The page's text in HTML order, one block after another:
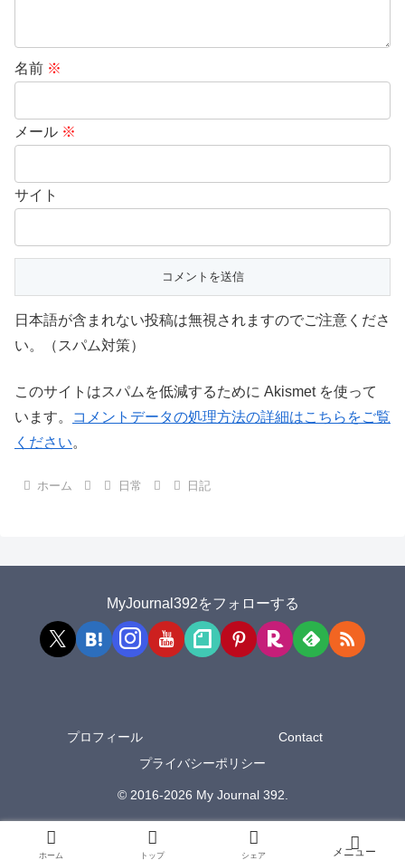
名前 ※
メール ※
サイト
日本語が含まれない投稿は無視されますのでご注意くださ
い。（スパム対策）
このサイトはスパムを低減するために Akismet を使って
います。
コメントデータの処理方法の詳細はこちらをご覧
ください。
ホーム 日常 日記
MyJournal392をフォローする
プロフィール
Contact
プライバシーポリシー
© 2016-2026 My Journal 392.
ホーム トップ シェア